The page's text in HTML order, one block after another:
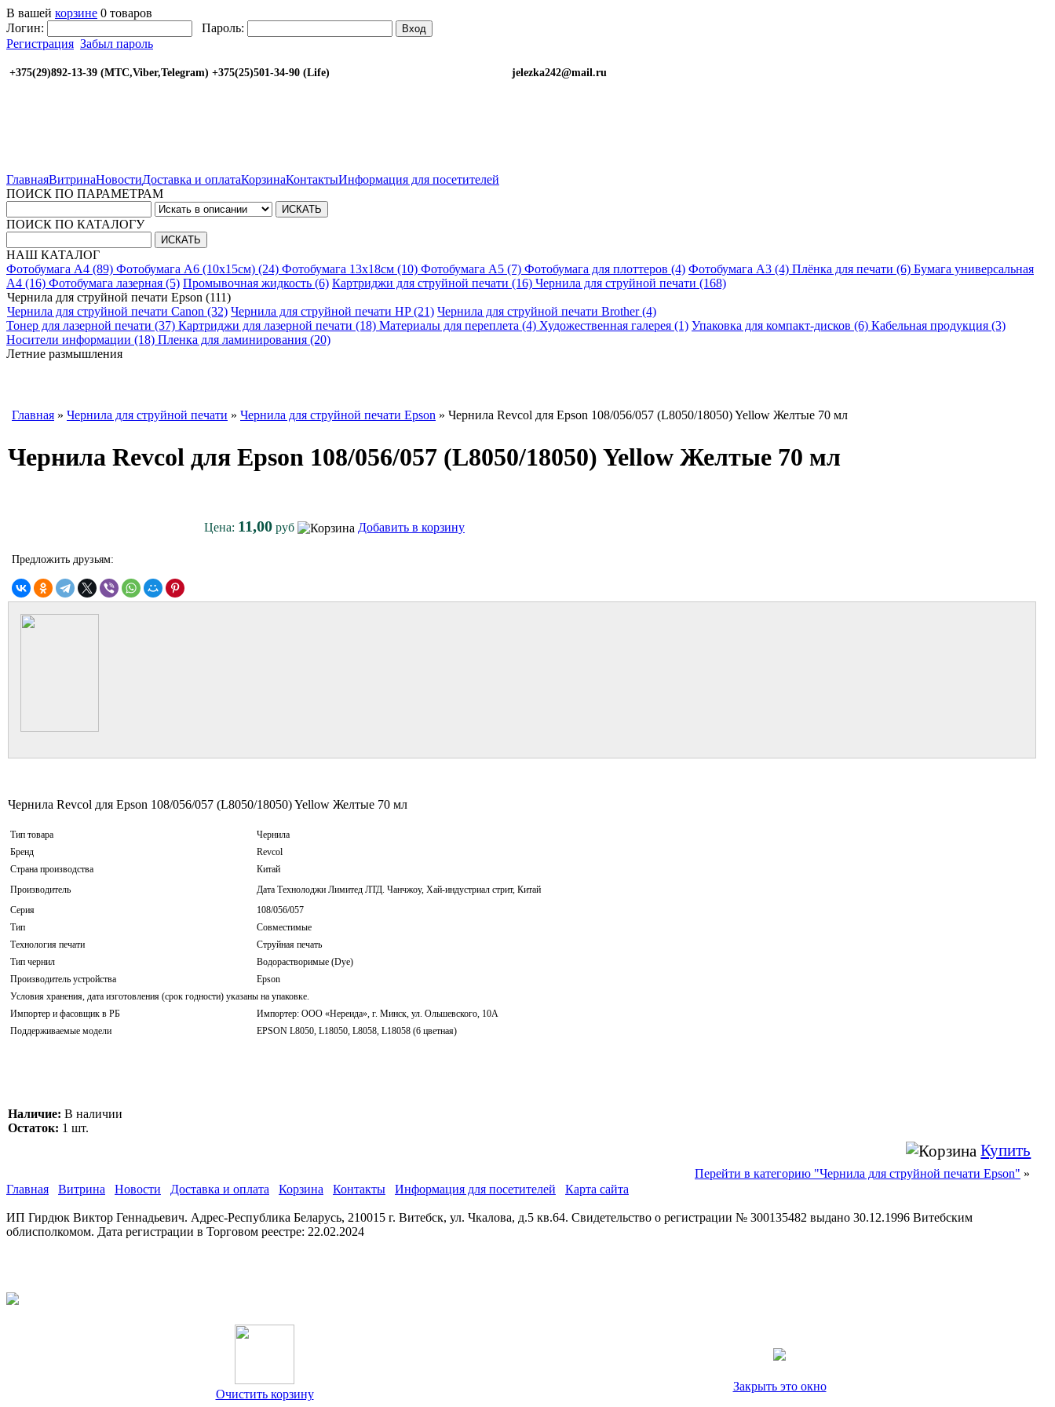
В вашей корзине 0 товаров
Логин:
Пароль: Вход
Регистрация Забыл пароль
+375(29)892-13-39 (МТС,Viber,Telegram) +375(25)501-34-90 (Life) jelezka242@mail.ru
ГлавнаяВитринаНовостиДоставка и оплатаКорзинаКонтактыИнформация для посетителей
ПОИСК ПО ПАРАМЕТРАМ
ПОИСК ПО КАТАЛОГУ
НАШ КАТАЛОГ
Фотобумага A4 (89) Фотобумага A6 (10х15см) (24) Фотобумага 13х18см (10) Фотобумага A5 (7) Фотобумага для плоттеров (4) Фотобумага A3 (4) Плёнка для печати (6) Бумага универсальная
A4 (16) Фотобумага лазерная (5) Промывочная жидкость (6) Картриджи для струйной печати (16) Чернила для струйной печати (168)
Чернила для струйной печати Epson (111)
Чернила для струйной печати Canon (32) Чернила для струйной печати HP (21) Чернила для струйной печати Brother (4)
Тонер для лазерной печати (37) Картриджи для лазерной печати (18) Материалы для переплета (4) Художественная галерея (1) Упаковка для компакт-дисков (6) Кабельная продукция (3)
Носители информации (18) Пленка для ламинирования (20)
Летние размышления
Главная » Чернила для струйной печати » Чернила для струйной печати Epson » Чернила Revcol для Epson 108/056/057 (L8050/18050) Yellow Желтые 70 мл
Чернила Revcol для Epson 108/056/057 (L8050/18050) Yellow Желтые 70 мл
Цена: 11,00 руб Добавить в корзину
Предложить друзьям:
Чернила Revcol для Epson 108/056/057 (L8050/18050) Yellow Желтые 70 мл
Тип товара
Чернила
Бренд
Revcol
Страна производства
Китай
Производитель
Дата Технолоджи Лимитед ЛТД. Чанчжоу, Хай-индустриал стрит, Китай
Серия
108/056/057
Тип
Совместимые
Технология печати
Струйная печать
Тип чернил
Водорастворимые (Dye)
Производитель устройства
Epson
Условия хранения, дата изготовления (срок годности) указаны на упаковке.
Импортер и фасовщик в РБ
Импортер: ООО «Нереида», г. Минск, ул. Ольшевского, 10А
Поддерживаемые модели
EPSON L8050, L18050, L8058, L18058 (6 цветная)
Наличие: В наличии
Остаток: 1 шт.
Купить
Перейти в категорию "Чернила для струйной печати Epson" »
Главная
Витрина Новости Доставка и оплата Корзина Контакты Информация для посетителей Карта сайта
ИП Гирдюк Виктор Геннадьевич. Адрес-Республика Беларусь, 210015 г. Витебск, ул. Чкалова, д.5 кв.64. Свидетельство о регистрации № 300135482 выдано 30.12.1996 Витебским
облисполкомом. Дата регистрации в Торговом реестре: 22.02.2024
Очистить корзину
Закрыть это окно